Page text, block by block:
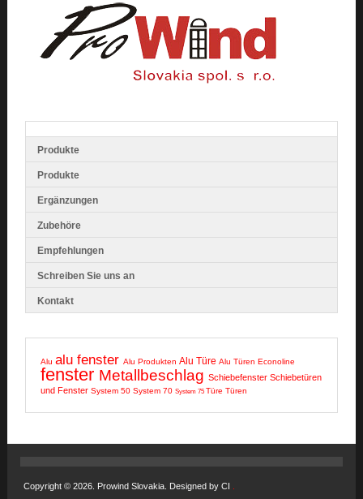
Produkte
Produkte
Ergänzungen
Zubehöre
Empfehlungen
Schreiben Sie uns an
Kontakt
Alu alu fenster Alu Produkten Alu Türe Alu Türen Econoline
fenster Metallbeschlag Schiebefenster Schiebetüren
und Fenster System 50 System 70 System 75 Türe Türen
Copyright © 2026. Prowind Slovakia. Designed by CI